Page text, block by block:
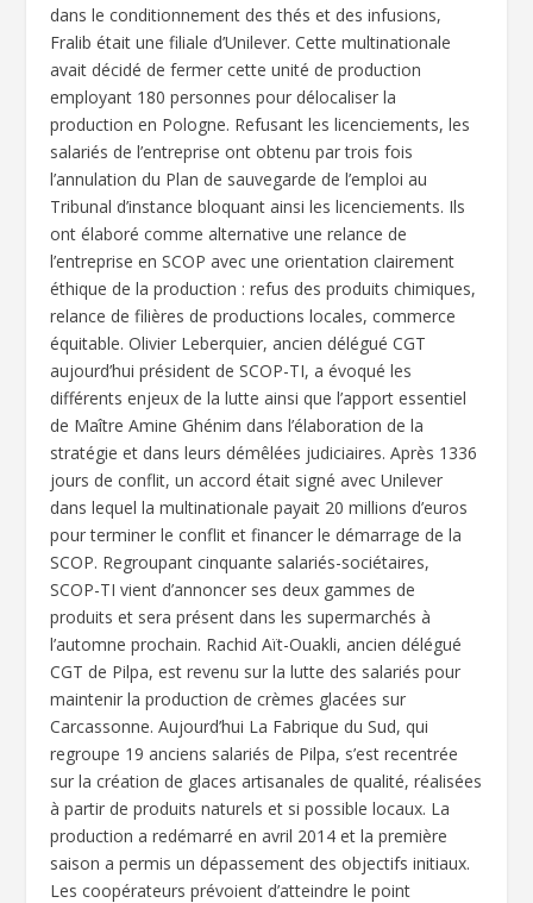
dans le conditionnement des thés et des infusions,
Fralib était une filiale d’Unilever. Cette multinationale
avait décidé de fermer cette unité de production
employant 180 personnes pour délocaliser la
production en Pologne. Refusant les licenciements, les
salariés de l’entreprise ont obtenu par trois fois
l’annulation du Plan de sauvegarde de l’emploi au
Tribunal d’instance bloquant ainsi les licenciements. Ils
ont élaboré comme alternative une relance de
l’entreprise en SCOP avec une orientation clairement
éthique de la production : refus des produits chimiques,
relance de filières de productions locales, commerce
équitable. Olivier Leberquier, ancien délégué CGT
aujourd’hui président de SCOP-TI, a évoqué les
différents enjeux de la lutte ainsi que l’apport essentiel
de Maître Amine Ghénim dans l’élaboration de la
stratégie et dans leurs démêlées judiciaires. Après 1336
jours de conflit, un accord était signé avec Unilever
dans lequel la multinationale payait 20 millions d’euros
pour terminer le conflit et financer le démarrage de la
SCOP. Regroupant cinquante salariés-sociétaires,
SCOP-TI vient d’annoncer ses deux gammes de
produits et sera présent dans les supermarchés à
l’automne prochain. Rachid Aït-Ouakli, ancien délégué
CGT de Pilpa, est revenu sur la lutte des salariés pour
maintenir la production de crèmes glacées sur
Carcassonne. Aujourd’hui La Fabrique du Sud, qui
regroupe 19 anciens salariés de Pilpa, s’est recentrée
sur la création de glaces artisanales de qualité, réalisées
à partir de produits naturels et si possible locaux. La
production a redémarré en avril 2014 et la première
saison a permis un dépassement des objectifs initiaux.
Les coopérateurs prévoient d’atteindre le point